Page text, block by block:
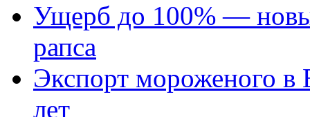
Ущерб до 100% —
рапса
Экспорт мороженого в
лет